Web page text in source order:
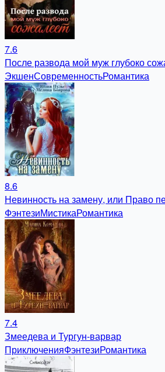
7.6
После развода мой муж глубоко
ЭкшенСовременностьРомантика
8.6
Невинность на замену, или Право
ФэнтезиМистикаРомантика
7.4
Змеедева и Тургун-варвар
ПриключенияФэнтезиРомантика